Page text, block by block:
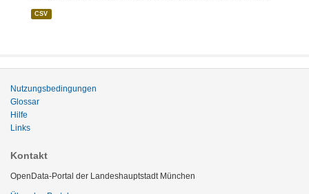
CSV
Nutzungsbedingungen
Glossar
Hilfe
Links
Kontakt
OpenData-Portal der Landeshauptstadt München